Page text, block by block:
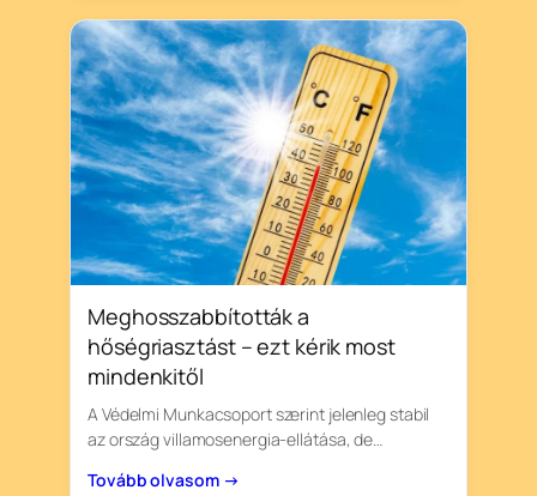
Meghosszabbították a
hőségriasztást – ezt kérik most
mindenkitől
A Védelmi Munkacsoport szerint jelenleg stabil
az ország villamosenergia-ellátása, de…
Tovább olvasom →